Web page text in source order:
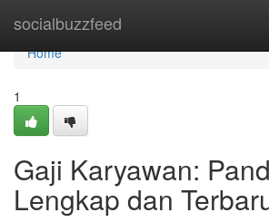
socialbuzzfeed
Home
Home
1
Gaji Karyawan:
Lengkap dan